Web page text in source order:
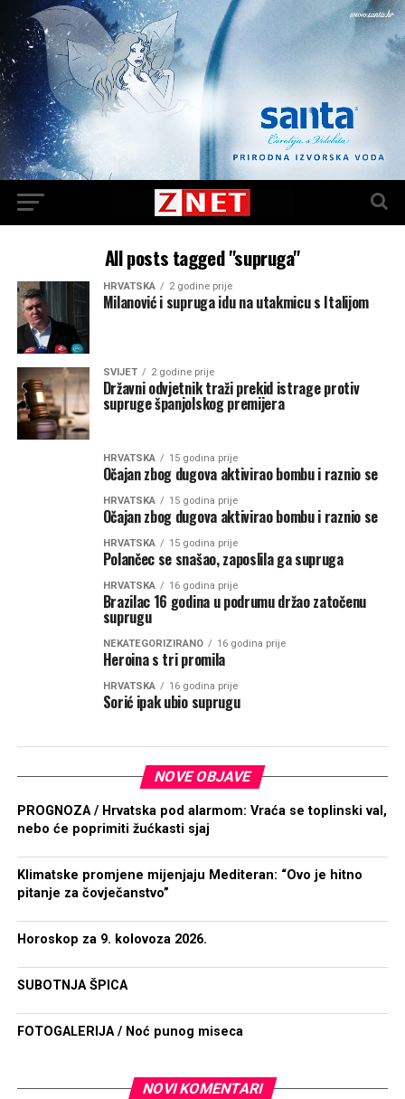
All posts tagged "supruga"
HRVATSKA 2 godine prije
Milanović i supruga idu na utakmicu s Italijom
SVIJET 2 godine prije
Državni odvjetnik traži prekid istrage protiv
supruge španjolskog premijera
HRVATSKA 15 godina prije
Očajan zbog dugova aktivirao bombu i raznio se
HRVATSKA 15 godina prije
Očajan zbog dugova aktivirao bombu i raznio se
HRVATSKA 15 godina prije
Polančec se snašao, zaposlila ga supruga
HRVATSKA 16 godina prije
Brazilac 16 godina u podrumu držao zatočenu
suprugu
NEKATEGORIZIRANO 16 godina prije
Heroina s tri promila
HRVATSKA 16 godina prije
Sorić ipak ubio suprugu
NOVE OBJAVE
PROGNOZA / Hrvatska pod alarmom: Vraća se toplinski val,
nebo će poprimiti žućkasti sjaj
Klimatske promjene mijenjaju Mediteran: “Ovo je hitno
pitanje za čovječanstvo”
Horoskop za 9. kolovoza 2026.
SUBOTNJA ŠPICA
FOTOGALERIJA / Noć punog miseca
NOVI KOMENTARI